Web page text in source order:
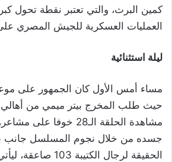
كمين البرث، والتي تعتبر نقطة تحول
العمليات العسكرية للجيش المصري
ليلة استثنائية
مساء أمس الأول كان الجمهور على موعد
حيث طلب المخرج بيتر ميمي من أهالي
مشاهدة الحلقة الـ28 خوفا
جسده من خلال نجوم المسلسل جانب
الحقيقة لرجال الكتيبة